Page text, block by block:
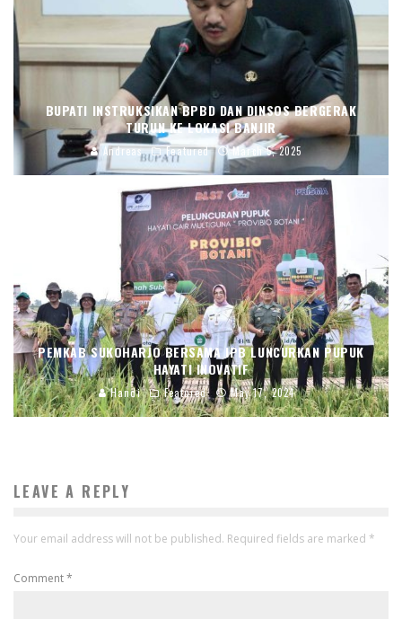
BUPATI INSTRUKSIKAN BPBD DAN DINSOS BERGERAK
TURUN KE LOKASI BANJIR
Andreas Featured March 5, 2025
PEMKAB SUKOHARJO BERSAMA IPB LUNCURKAN PUPUK
HAYATI INOVATIF
Handi Featured May 17, 2024
LEAVE A REPLY
Your email address will not be published. Required fields are marked *
Comment*